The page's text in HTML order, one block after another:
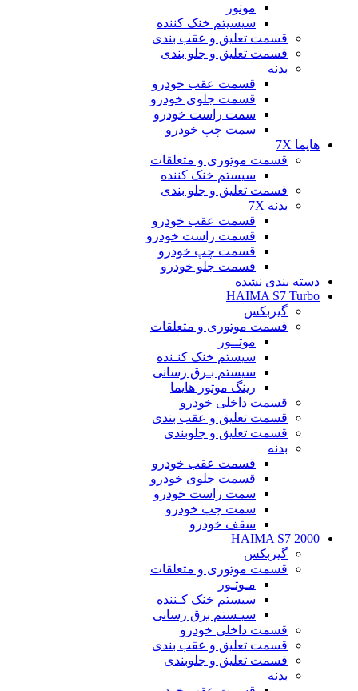
موتور
سیسیتم خنک کننده
قسمت تعلیق و عقب بندی
قسمت تعلیق و جلو بندی
بدنه
قسمت عقب خودرو
قسمت جلوی خودرو
سمت راست خودرو
سمت چپ خودرو
هایما 7X
قسمت موتوری و متعلقات
سیستم خنک کننده
قسمت تعلیق و جلو بندی
بدنه 7X
قسمت عقب خودرو
قسمت راست خودرو
قسمت چپ خودرو
قسمت جلو خودرو
دسته بندی نشده
HAIMA S7 Turbo
گیربکس
قسمت موتوری و متعلقات
موتــور
سیستم خنک کنـنده
سیستم بـرق رسانی
رینگ موتور هایما
قسمت داخلی خودرو
قسمت تعلیق و عقب بندی
قسمت تعلیق و جلوبندی
بدنه
قسمت عقب خودرو
قسمت جلوی خودرو
سمت راست خودرو
سمت چپ خودرو
سقف خودرو
HAIMA S7 2000
گیربکس
قسمت موتوری و متعلقات
مـوتـور
سیستم خنک کـننده
سیـستم برق رسانی
قسمت داخلی خودرو
قسمت تعلیق و عقب بندی
قسمت تعلیق و جلوبندی
بدنه